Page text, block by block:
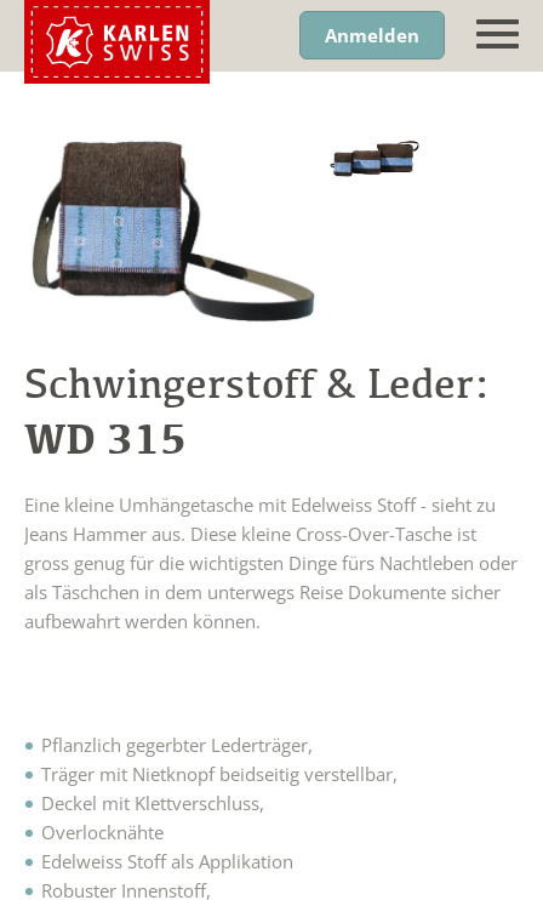
Anmelden
Schwingerstoff & Leder:
WD 315
Eine kleine Umhängetasche mit Edelweiss Stoff - sieht zu
Jeans Hammer aus. Diese kleine Cross-Over-Tasche ist
gross genug für die wichtigsten Dinge fürs Nachtleben oder
als Täschchen in dem unterwegs Reise Dokumente sicher
aufbewahrt werden können.
Pflanzlich gegerbter Lederträger,
Träger mit Nietknopf beidseitig verstellbar,
Deckel mit Klettverschluss,
Overlocknähte
Edelweiss Stoff als Applikation
Robuster Innenstoff,